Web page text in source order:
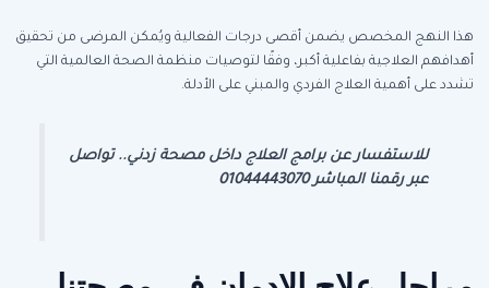
هذا النهج المخصص يضمن أقصى درجات الفعالية ويُمكن المرضى من تحقيق
أهدافهم العلاجية بفاعلية أكبر، وفقًا لتوصيات منظمة الصحة العالمية التي
تشدد على أهمية العلاج الفردي والمبني على الأدلة.
للاستفسار عن برامج العلاج داخل مصحة زدني.. تواصل
عبر رقمنا المباشر 01044443070